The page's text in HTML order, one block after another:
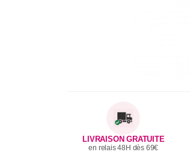
LIVRAISON GRATUITE
en relais 48H dès 69€